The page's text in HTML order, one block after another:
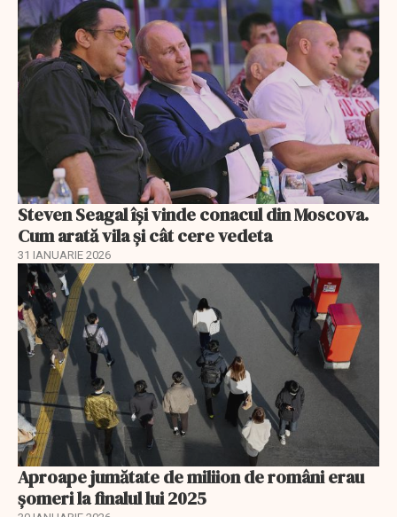
Steven Seagal își vinde conacul din Moscova.
Cum arată vila și cât cere vedeta
31 IANUARIE 2026
Aproape jumătate de miliion de români erau
șomeri la finalul lui 2025